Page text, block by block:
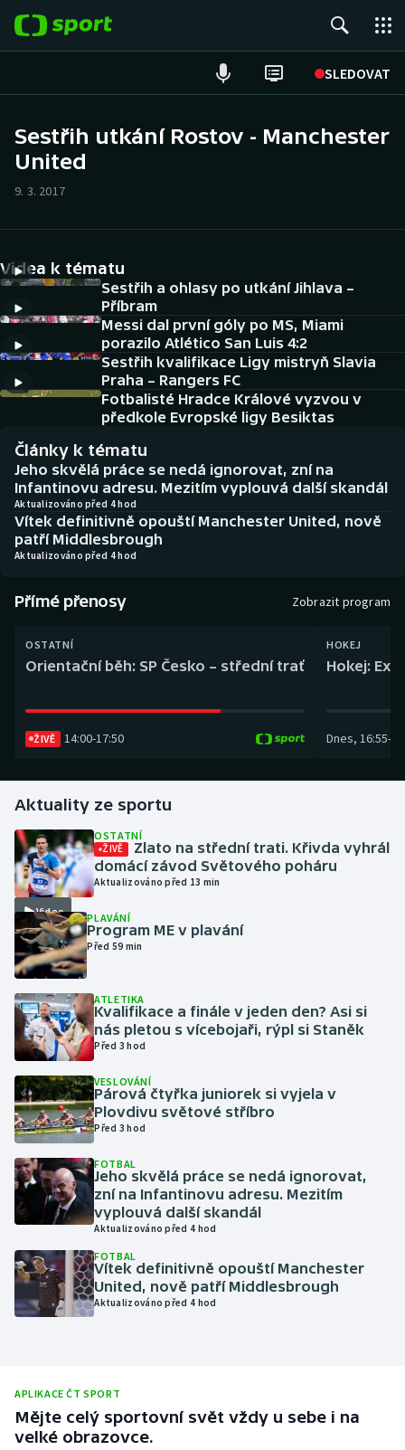
SLEDOVAT
Hokej
Cyklistika
DALŠÍ SPORTY
Americký fotbal
Baseball a softbal
Basketbal
Biatlon
Boby a skeleton
Box
Curling
Golf
Gymnastika
Házená
Jezdectví
Judo
Krasobruslení
Lyže a snowboard
Moderní pětiboj
Motorsport
Parasport
Ragby
NEPŘEHLÉDNĚTE
Historické návraty
Aplikace ČT sport
AZ kvíz
Sestřih utkání Rostov - Manchester
United
9. 3. 2017
Videa k tématu
Sestřih a ohlasy po utkání Jihlava –
Příbram
Messi dal první góly po MS, Miami
porazilo Atlético San Luis 4:2
Sestřih kvalifikace Ligy mistryň Slavia
Praha – Rangers FC
Fotbalisté Hradce Králové vyzvou v
předkole Evropské ligy Besiktas
Články k tématu
Jeho skvělá práce se nedá ignorovat, zní na
Infantinovu adresu. Mezitím vyplouvá další skandál
Aktualizováno před 4 hod
Vítek definitivně opouští Manchester United, nově
patří Middlesbrough
Aktualizováno před 4 hod
Přímé přenosy Zobrazit program
OSTATNÍ
Orientační běh: SP Česko – střední trať
ŽIVĚ 14:00-17:50
HOKEJ
Hokej:
Dnes, 16:55-
Aktuality ze sportu
Video
OSTATNÍ
ŽIVĚ
Zlato na střední trati. Křivda vyhrál
domácí závod Světového poháru
Aktualizováno před 13 min
PLAVÁNÍ
Program ME v plavání
Před 59 min
ATLETIKA
Kvalifikace a finále v jeden den? Asi si
nás pletou s vícebojaři, rýpl si Staněk
Před 3 hod
VESLOVÁNÍ
Párová čtyřka juniorek si vyjela v
Plovdivu světové stříbro
Před 3 hod
FOTBAL
Jeho skvělá práce se nedá ignorovat,
zní na Infantinovu adresu. Mezitím
vyplouvá další skandál
Aktualizováno před 4 hod
FOTBAL
Vítek definitivně opouští Manchester
United, nově patří Middlesbrough
Aktualizováno před 4 hod
APLIKACE ČT SPORT
Mějte celý sportovní svět vždy u sebe i na
velké obrazovce.